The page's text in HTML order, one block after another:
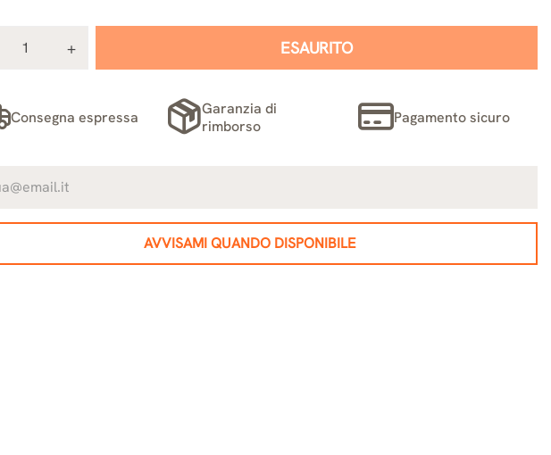
ESAURITO
Consegna espressa
Garanzia di
rimborso
Pagamento sicuro
AVVISAMI QUANDO DISPONIBILE